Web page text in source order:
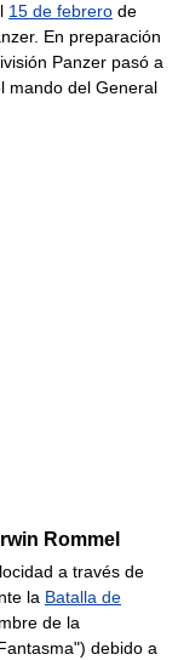
15 de febrero de
En preparación
Panzer pasó a
mando del General
Rommel
a través de
la Batalla de
de la
debido a